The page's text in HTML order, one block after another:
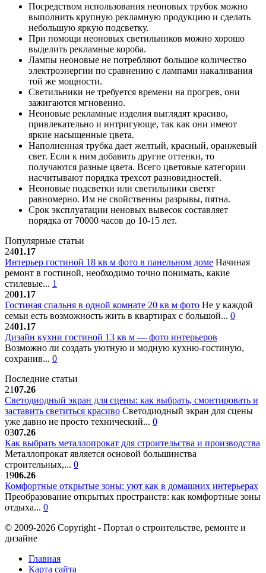
Посредством использования неоновых трубок можно
выполнить крупную рекламную продукцию и сделать
небольшую яркую подсветку.
При помощи неоновых светильников можно хорошо
выделить рекламные короба.
Лампы неоновые не потребляют большое количество
электроэнергии по сравнению с лампами накаливания
той же мощности.
Светильники не требуется времени на прогрев, они
зажигаются мгновенно.
Неоновые рекламные изделия выглядят красиво,
привлекательно и интригующе, так как они имеют
яркие насыщенные цвета.
Наполненная трубка дает желтый, красный, оранжевый
свет. Если к ним добавить другие оттенки, то
получаются разные цвета. Всего цветовые категории
насчитывают порядка трехсот разновидностей.
Неоновые подсветки или светильники светят
равномерно. Им не свойственны разрывы, пятна.
Срок эксплуатации неновых вывесок составляет
порядка от 70000 часов до 10-15 лет.
Популярные статьи
2401.17
Интерьер гостиной 18 кв м фото в панельном доме Начиная
ремонт в гостиной, необходимо точно понимать, какие
стилевые... 1
2001.17
Гостиная спальня в одной комнате 20 кв м фото Не у каждой
семьи есть возможность жить в квартирах с большой... 0
2401.17
Дизайн кухни гостиной 13 кв м — фото интерьеров
Возможно ли создать уютную и модную кухню-гостиную,
сохранив... 0
Последние статьи
2107.26
Светодиодный экран для сцены: как выбрать, смонтировать и
заставить светиться красиво Светодиодный экран для сцены
уже давно не просто технический... 0
0307.26
Как выбрать металлопрокат для строительства и производства
Металлопрокат является основой большинства
строительных,... 0
1906.26
Комфортные открытые зоны: уют как в домашних интерьерах
Преобразование открытых пространств: как комфортные зоны
отдыха... 0
© 2009-2026 Copyright - Портал о строительстве, ремонте и
дизайне
Главная
Карта сайта